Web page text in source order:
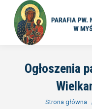
Ogłoszenia
Jesteś tutaj:Strona główna